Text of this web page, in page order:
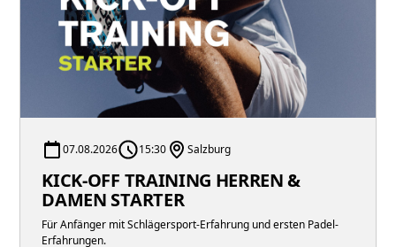
07.08.2026 15:30 Salzburg
KICK-OFF TRAINING HERREN &
DAMEN STARTER
Für Anfänger mit Schlägersport-Erfahrung und ersten Padel-
Erfahrungen.